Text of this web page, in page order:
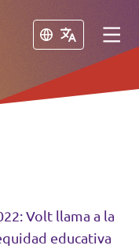
Cerrar
de Volt
Cerrar
Volt llama a la
educativa